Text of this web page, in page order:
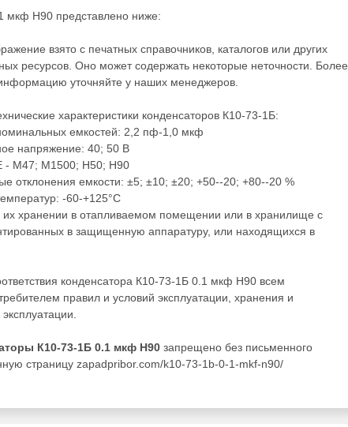
мкф Н90 представлено ниже:
взято с печатных справочников, каталогов или других
ресурсов. Оно может содержать некоторые неточности. Более
уточняйте у наших менеджеров.
характеристики конденсаторов К10-73-1Б:
емкостей: 2,2 пф-1,0 мкф
напряжение: 40; 50 В
- М47; М1500; Н50; Н90
отклонения емкости: ±5; ±10; ±20; +50--20; +80--20 %
-60-+125°С
хранении в отапливаемом помещении или в хранилище с
в защищенную аппаратуру, или находящихся в
конденсатора К10-73-1Б 0.1 мкф Н90 всем
правил и условий эксплуатации, хранения и
К10-73-1Б 0.1 мкф Н90 запрещено без письменного
страницу zapadpribor.com/k10-73-1b-0-1-mkf-n90/